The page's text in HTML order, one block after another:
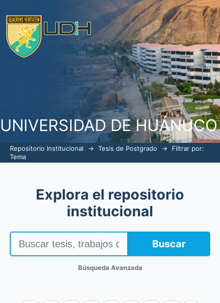
UNIVERSIDAD DE HUÁNUCO
Repositorio Institucional → Tesis de Postgrado →
Filtrar por:
Tema
Explora el repositorio
institucional
Buscar
Búsqueda Avanzada